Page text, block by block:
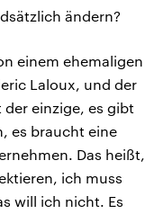
ändern?
einem ehemaligen
Laloux, und der
einzige, es gibt
es braucht eine
Das heißt,
ich muss
will ich nicht. Es